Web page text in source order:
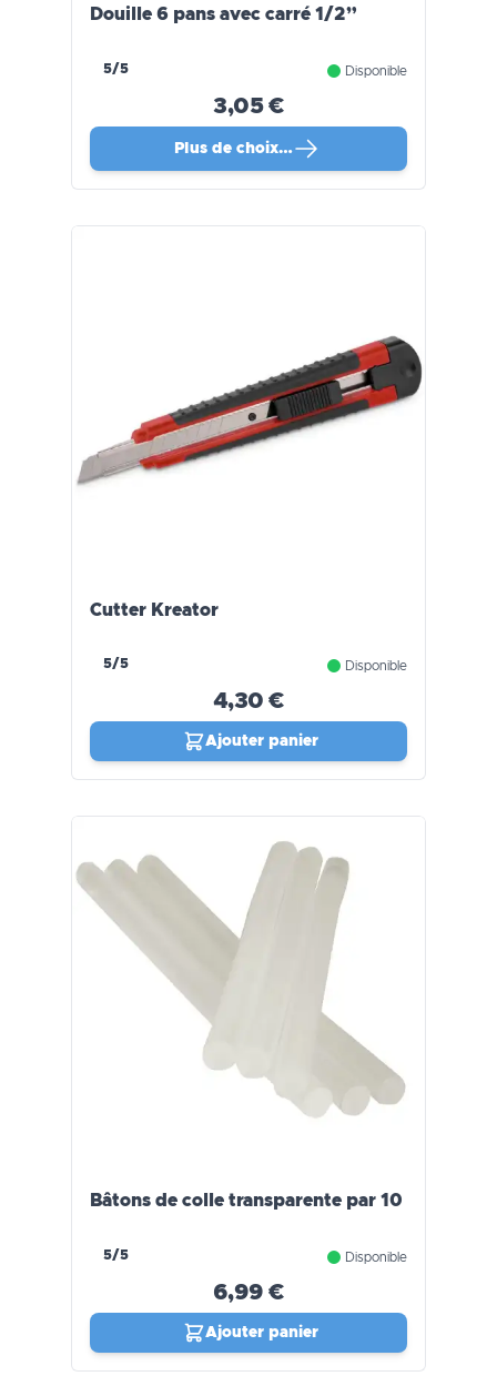
Douille 6 pans avec carré 1/2”
5/5 Disponible
3,05 €
Plus de choix…
Cutter Kreator
5/5 Disponible
4,30 €
Ajouter panier
Bâtons de colle transparente par 10
5/5 Disponible
6,99 €
Ajouter panier